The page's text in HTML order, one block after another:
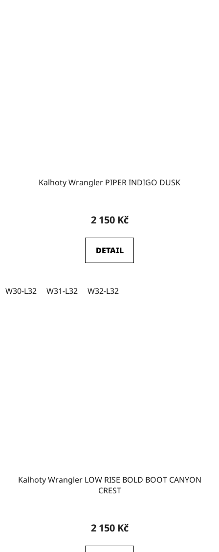
Kalhoty Wrangler PIPER INDIGO DUSK
2 150 Kč
DETAIL
W30-L32 W31-L32 W32-L32
Kalhoty Wrangler LOW RISE BOLD BOOT CANYON
CREST
2 150 Kč